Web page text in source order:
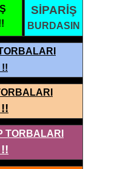
SİPARİŞ
BURDASIN
!!
TORBALARI